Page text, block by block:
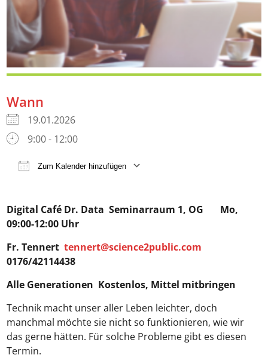
Wann
19.01.2026
9:00 - 12:00
Zum Kalender hinzufügen
Digital Café Dr. Data Seminarraum 1, OG Mo,
09:00-12:00 Uhr
Fr. Tennerttennert@science2public.com
0176/42114438
Alle Generationen Kostenlos, Mittel mitbringen
Technik macht unser aller Leben leichter, doch
manchmal möchte sie nicht so funktionieren, wie wir
das gerne hätten. Für solche Probleme gibt es diesen
Termin.